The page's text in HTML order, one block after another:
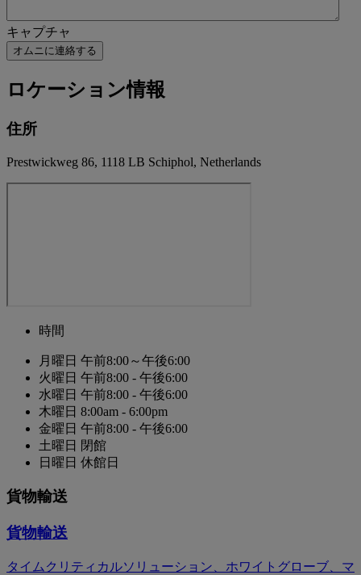
キャプチャ
ロケーション情報
住所
Prestwickweg 86, 1118 LB Schiphol, Netherlands
時間
月曜日 午前8:00～午後6:00
火曜日 午前8:00 - 午後6:00
水曜日 午前8:00 - 午後6:00
木曜日 8:00am - 6:00pm
金曜日 午前8:00 - 午後6:00
土曜日 閉館
日曜日 休館日
貨物輸送
貨物輸送
タイムクリティカルソリューション、ホワイトグローブ、マ